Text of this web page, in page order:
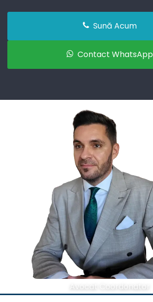
Sună Acum
Contact WhatsApp
Avocat Coordonator